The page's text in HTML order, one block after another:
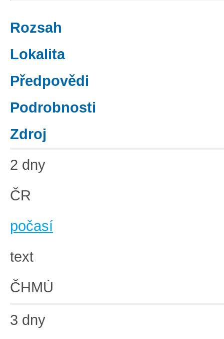
Rozsah
Lokalita
Předpovědi
Podrobnosti
Zdroj
2 dny
ČR
počasí
text
ČHMÚ
3 dny